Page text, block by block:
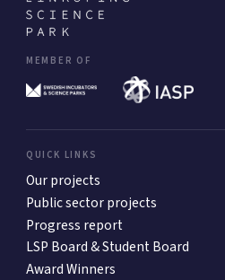
MEMBER OF
QUICK LINKS
Our projects
Public sector projects
Progress report
LSP Board & Student Board
Award Winners